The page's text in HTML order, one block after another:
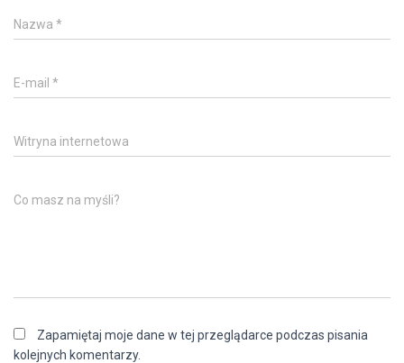
Nazwa *
E-mail *
Witryna internetowa
Co masz na myśli?
Zapamiętaj moje dane w tej przeglądarce podczas pisania
kolejnych komentarzy.